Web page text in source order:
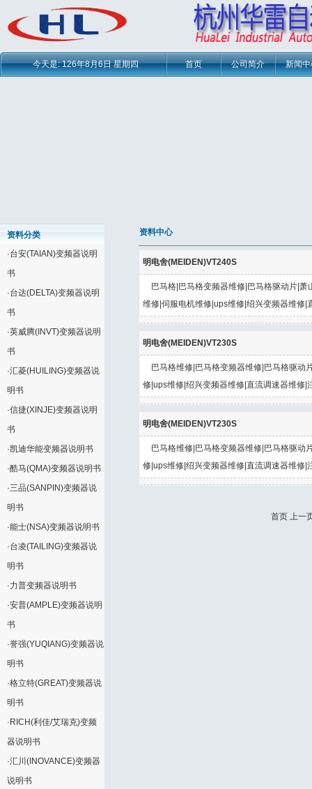
新闻
公司简介
首页
今天是:126年8月6日 星期四
资料分类
·台安(TAIAN)变频器说明
书
·台达(DELTA)变频器说明
书
·英威腾(INVT)变频器说明
书
·汇菱(HUILING)变频器说
明书
·信捷(XINJE)变频器说明
书
·凯迪华能变频器说明书
·酷马(QMA)变频器说明书
·三品(SANPIN)变频器说
明书
·能士(NSA)变频器说明书
·台凌(TAILING)变频器说
明书
·力普变频器说明书
·安普(AMPLE)变频器说明
书
·誉强(YUQIANG)变频器说
明书
·格立特(GREAT)变频器说
明书
· RICH(利佳/艾瑞克)变频
器说明书
·汇川(INOVANCE)变频器
说明书
资料中心
明电舍(MEIDEN)VT240S
巴马格|巴马格变频器维修|巴马格驱动片|萧
维修|伺服电机维修|ups维修|绍兴变频器维修|
明电舍(MEIDEN)VT230S
巴马格维修|巴马格变频器维修|巴马格驱动
修|ups维修|绍兴变频器维修|直流调速器维修|
明电舍(MEIDEN)VT230S
巴马格维修|巴马格变频器维修|巴马格驱动
修|ups维修|绍兴变频器维修|直流调速器维修|
首页 上一